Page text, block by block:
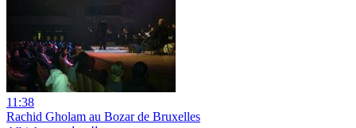
11:38
Rachid Gholam au Bozar de Bruxelles